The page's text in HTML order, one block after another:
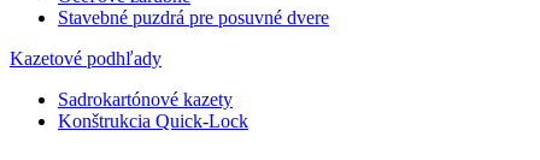
Stavebné puzdrá pre posuvné dvere
Kazetové podhľady
Sadrokartónové kazety
Konštrukcia Quick-Lock